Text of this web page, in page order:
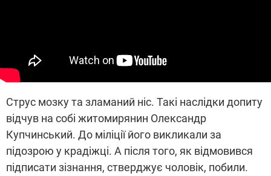
Струс мозку та зламаний ніс. Такі наслідки допиту
відчув на собі житомирянин Олександр
Купчинський. До міліції його викликали за
підозрою у крадіжці. А після того, як відмовився
підписати зізнання, стверджує чоловік, побили.